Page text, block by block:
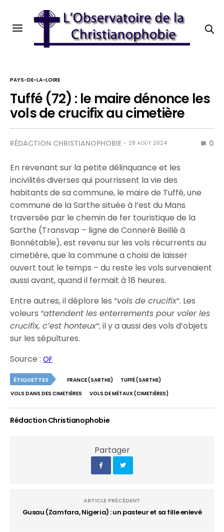
PAYS-DE-LA-LOIRE
Tuffé (72) : le maire dénonce les
vols de crucifix au cimetière
RÉDACTION CHRISTIANOPHOBIE 28 AOÛT 2024 0
En revenant sur la petite délinquance et les
incivilités diverses qui pourrissent la vie des
habitants de sa commune, le maire de Tuffé, une
commune de la Sarthe située à l’est du Mans
traversée par le chemin de fer touristique de la
Sarthe (Transvap – ligne de Conneré Beillé à
Bonnétable), est revenu sur les vols récurrents au
cimetière, que la commune a choisi de laisser
ouvert tout le temps – du reste les vols survenaient
aussi avant, quand il fermait à 18 heures.
Entre autres, il déplore les “vols de crucifix“. Les
voleurs “attendent les enterrements pour voler les
crucifix, c’est honteux“; il y a aussi des vols d’objets
sur les sépultures.
Source :OF
ÉTIQUETTES FRANCE (SARTHE)
TUFFÉ (SARTHE)
VOLS DANS DES CIMETIÈRES
VOLS DE MÉTAUX (CIMETIÈRES)
Rédaction Christianophobie
Partager
ARTICLE PRÉCÉDENT
Gusau (Zamfara, Nigeria) : un pasteur et sa fille enlevé